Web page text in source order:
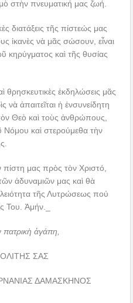
στὴν πνευματική μας ζωή.
διατάξεις τῆς πίστεώς μας
ἱκανὲς νὰ μᾶς σώσουν, εἶναι
κηρύγματος καὶ τῆς θυσίας
ἐκδηλώσεις μᾶς
ἀπαιτεῖται ἡ ἐνσυνείδητη
Θεὸ καὶ τοὺς ἀνθρώπους,
Νόμου καὶ στερούμεθα τὴν
μας πρὸς τὸν Χριστό,
ἀδυναμιῶν μας καὶ θὰ
τῆς Λυτρώσεως πού
Του. Ἀμήν._
ἀγάπη,
ΣΑΣ
ΔΑΜΑΣΚΗΝΟΣ